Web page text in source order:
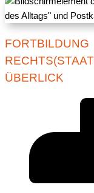
FORTBILDUNG
ÜBERLICK